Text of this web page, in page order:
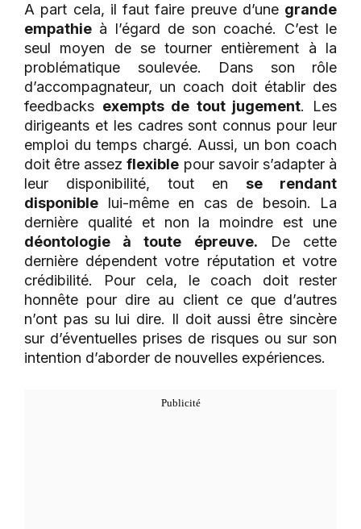
A part cela, il faut faire preuve d’une grande
empathie à l’égard de son coaché. C’est le
seul moyen de se tourner entièrement à la
problématique soulevée. Dans son rôle
d’accompagnateur, un coach doit établir des
feedbacks exempts de tout jugement. Les
dirigeants et les cadres sont connus pour leur
emploi du temps chargé. Aussi, un bon coach
doit être assezflexible pour savoir s’adapter à
leur disponibilité, tout en se rendant
disponible lui-même en cas de besoin. La
dernière qualité et non la moindre est une
déontologie à toute épreuve. De cette
dernière dépendent votre réputation et votre
crédibilité. Pour cela, le coach doit rester
honnête pour dire au client ce que d’autres
n’ont pas su lui dire. Il doit aussi être sincère
sur d’éventuelles prises de risques ou sur son
intention d’aborder de nouvelles expériences.